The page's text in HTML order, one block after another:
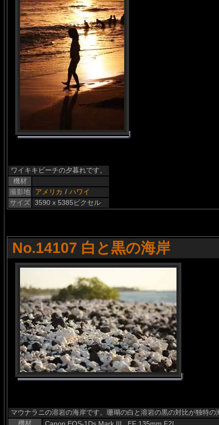
ワイキキビーチの夕暮れです。
機材
撮影地
アメリカ / ハワイ
サイズ 3590 x 5385ピクセル
No.14107 白と黒の海岸
マウナラニの溶岩の海岸です。珊瑚の白と溶岩の黒の対比が独特の
機材